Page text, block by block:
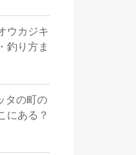
ウカジキ
釣り方ま
タの町の
にある？